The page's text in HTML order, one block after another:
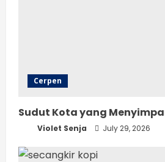
Cerpen
Sudut Kota yang
Violet Senja July 29, 2026